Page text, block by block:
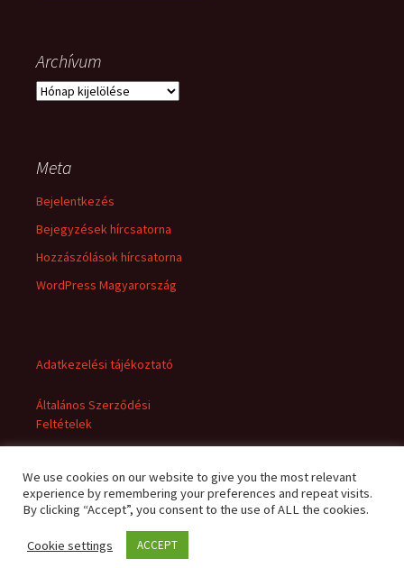
Archívum
Archívum
Meta
Bejelentkezés
Bejegyzések hírcsatorna
Hozzászólások hírcsatorna
WordPress Magyarország
Adatkezelési tájékoztató
Általános Szerződési
Feltételek
Adatkezelési tájékoztató Büszke üzemeltető: WordPress
We use cookies on our website to give you the most relevant
experience by remembering your preferences and repeat visits.
By clicking “Accept”, you consent to the use of ALL the cookies.
Cookie settings ACCEPT